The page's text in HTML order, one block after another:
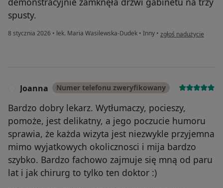
spusty.
8 stycznia 2026 • lek. Maria Wasilewska-Dudek • Inny • w opinii użytkownika
zgłoś nadużycie
Joanna Numer telefonu zweryfikowany
Bardzo dobry lekarz. Wytłumaczy, pocieszy,
pomoże, jest delikatny, a jego poczucie humoru
sprawia, że każda wizyta jest niezwykle przyjemna
mimo wyjatkowych okolicznosci i mija bardzo
szybko. Bardzo fachowo zajmuje się mną od paru
lat i jak chirurg to tylko ten doktor :)